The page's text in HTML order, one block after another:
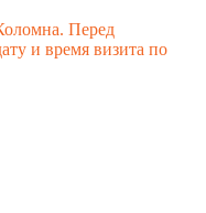
Перед
и время визита по